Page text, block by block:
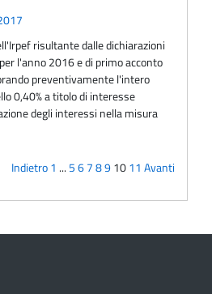
risultante dalle dichiarazioni
l'anno 2016 e di primo acconto
preventivamente l'intero
0,40% a titolo di interesse
degli interessi nella misura
Indietro1 ... 567891011 Avanti